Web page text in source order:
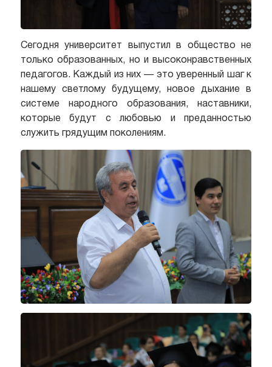
Сегодня университет выпустил в общество не
только образованных, но и высоконравственных
педагогов. Каждый из них — это уверенный шаг к
нашему светлому будущему, новое дыхание в
системе народного образования, наставники,
которые будут с любовью и преданностью
служить грядущим поколениям.